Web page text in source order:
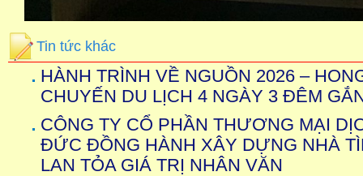
Tin tức khác
HÀNH TRÌNH VỀ NGUỒN 2026 –
CHUYẾN DU LỊCH 4 NGÀY 3 ĐÊM
CÔNG TY CỔ PHẦN THƯƠNG MẠI
ĐỨC ĐỒNG HÀNH XÂY DỰNG NHÀ
LAN TỎA GIÁ TRỊ NHÂN VĂN